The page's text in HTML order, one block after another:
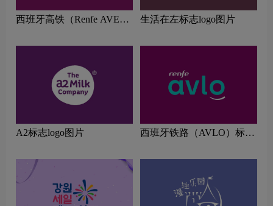
西班牙高铁（Renfe AVE）
生活在左标志logo图片
A2标志logo图片
西班牙铁路（AVLO）标志